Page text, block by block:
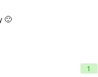
🙂
1